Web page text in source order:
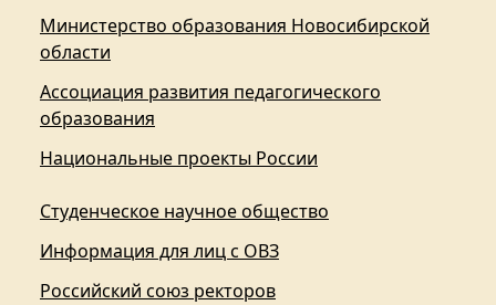
Министерство образования Новосибирской
области
Ассоциация развития педагогического
образования
Национальные проекты России
Студенческое научное общество
Информация для лиц с ОВЗ
Российский союз ректоров